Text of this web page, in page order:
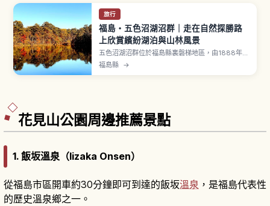
旅行
福島・五色沼湖沼群｜走在自然探勝路
上欣賞繽紛湖泊與山林風景
五色沼湖沼群位於福島縣裏磐梯地區，由1888年磐
梯山大噴發後山體（小磐梯）崩塌堵塞河川形成。
福島縣 →
花見山公園周邊推薦景點
1. 飯坂溫泉（Iizaka Onsen）
從福島市區開車約30分鐘即可到達的飯坂溫泉 ，是福島代表性
的歷史溫泉鄉之一。